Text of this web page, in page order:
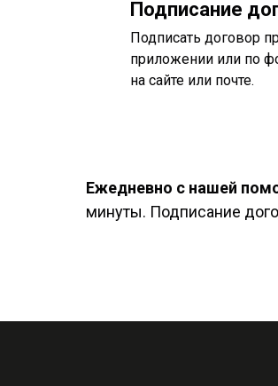
Подписание
Подписать договор
приложении или по
на сайте или почте.
Ежедневно с нашей
минуты. Подписание